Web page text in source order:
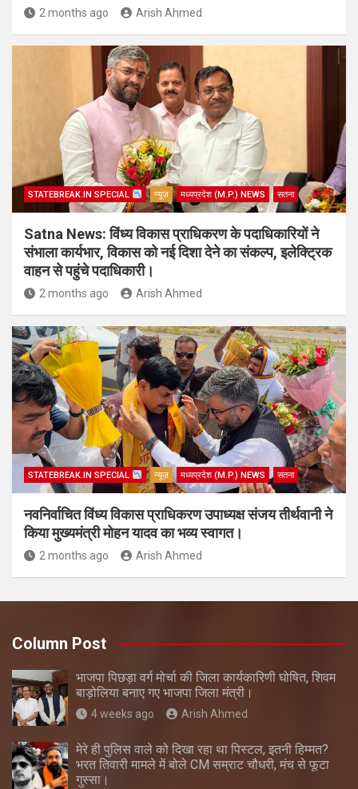
2 months ago Arish Ahmed
STATEBREAK.IN SPECIAL न्यूज़ मध्यप्रदेश (M.P.) NEWS सतना
Satna News: विंध्य विकास प्राधिकरण के पदाधिकारियों ने
संभाला कार्यभार, विकास को नई दिशा देने का संकल्प, इलेक्ट्रिक
वाहन से पहुंचे पदाधिकारी।
2 months ago Arish Ahmed
STATEBREAK.IN SPECIAL न्यूज़ मध्यप्रदेश (M.P.) NEWS सतना
नवनिर्वाचित विंध्य विकास प्राधिकरण उपाध्यक्ष संजय तीर्थवानी ने
किया मुख्यमंत्री मोहन यादव का भव्य स्वागत।
2 months ago Arish Ahmed
Column Post
भाजपा पिछड़ा वर्ग मोर्चा की जिला कार्यकारिणी घोषित, शिवम
बाड़ोलिया बनाए गए भाजपा जिला मंत्री।
4 weeks ago Arish Ahmed
मेरे ही पुलिस वाले को दिखा रहा था पिस्टल, इतनी हिम्मत?
भरत तिवारी मामले में बोले CM सम्राट चौधरी, मंच से फूटा
गुस्सा।